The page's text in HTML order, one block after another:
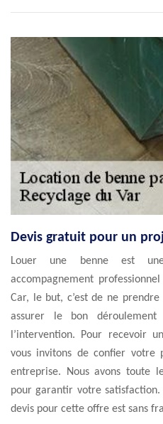
Devis gratuit pour un
Louer une benne est
accompagnement
Car, le but, c’est de ne
assurer le bon
l’intervention. Pour recevoir
vous invitons de confier
entreprise. Nous avons toute
pour garantir votre
devis pour cette offre est sans